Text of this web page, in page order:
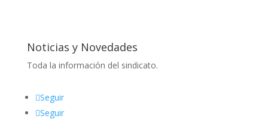
Noticias y Novedades
Toda la información del sindicato.
Seguir
Seguir